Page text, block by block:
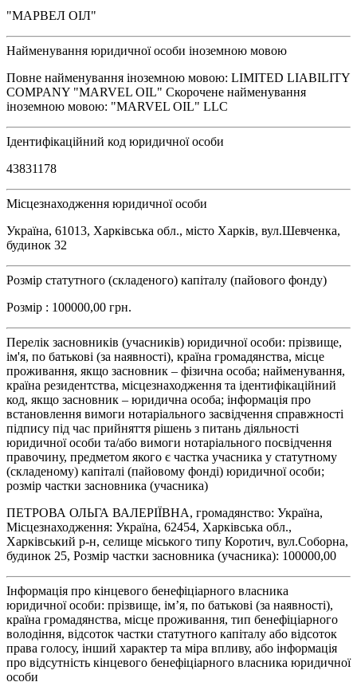
"МАРВЕЛ ОІЛ"
Найменування юридичної особи іноземною мовою
Повне найменування іноземною мовою: LIMITED LIABILITY
COMPANY "MARVEL OIL" Скорочене найменування
іноземною мовою: "MARVEL OIL" LLC
Ідентифікаційний код юридичної особи
43831178
Місцезнаходження юридичної особи
Україна, 61013, Харківська обл., місто Харків, вул.Шевченка,
будинок 32
Розмір статутного (складеного) капіталу (пайового фонду)
Розмір : 100000,00 грн.
Перелік засновників (учасників) юридичної особи: прізвище,
ім'я, по батькові (за наявності), країна громадянства, місце
проживання, якщо засновник – фізична особа; найменування,
країна резидентства, місцезнаходження та ідентифікаційний
код, якщо засновник – юридична особа; інформація про
встановлення вимоги нотаріального засвідчення справжності
підпису під час прийняття рішень з питань діяльності
юридичної особи та/або вимоги нотаріального посвідчення
правочину, предметом якого є частка учасника у статутному
(складеному) капіталі (пайовому фонді) юридичної особи;
розмір частки засновника (учасника)
ПЕТРОВА ОЛЬГА ВАЛЕРІЇВНА, громадянство: Україна,
Місцезнаходження: Україна, 62454, Харківська обл.,
Харківський р-н, селище міського типу Коротич, вул.Соборна,
будинок 25, Розмір частки засновника (учасника): 100000,00
Інформація про кінцевого бенефіціарного власника
юридичної особи: прізвище, ім’я, по батькові (за наявності),
країна громадянства, місце проживання, тип бенефіціарного
володіння, відсоток частки статутного капіталу або відсоток
права голосу, інший характер та міра впливу, або інформація
про відсутність кінцевого бенефіціарного власника юридичної
особи